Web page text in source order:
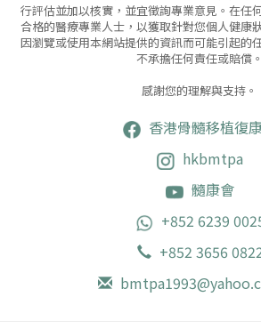
行評估並加以核實，並宜徵詢專業意見。 在任
合格的醫療專業人士，以獲取針對您個人健康
因瀏覽或使用本網站提供的資訊而可能引起的
不承擔任何責任或賠償。
感謝您的理解與支持。
香港骨髓移植復
hkbmtpa
髓康會
+852 6239
+852 3656